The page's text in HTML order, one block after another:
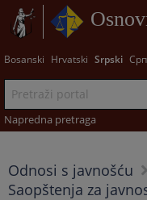
Bosanski Hrvatski Srpski
Napredna pretraga
Odnosi s javnošću
Saopštenja za